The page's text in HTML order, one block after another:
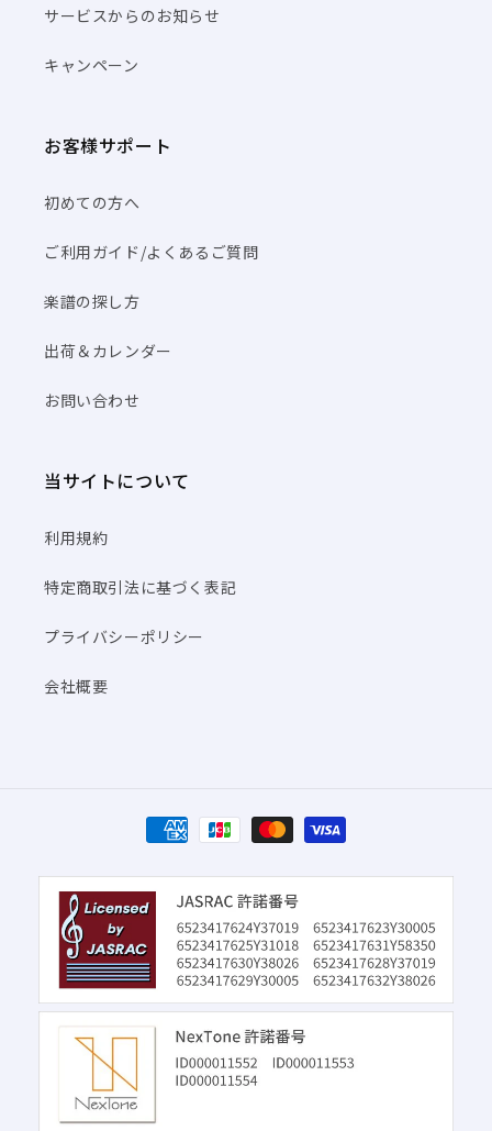
サービスからのお知らせ
キャンペーン
お客様サポート
初めての方へ
ご利用ガイド/よくあるご質問
楽譜の探し方
出荷＆カレンダー
お問い合わせ
当サイトについて
利用規約
特定商取引法に基づく表記
プライバシーポリシー
会社概要
決
済
方
法